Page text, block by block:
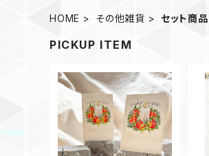
HOME その他雑貨 セット商品
PICKUP ITEM